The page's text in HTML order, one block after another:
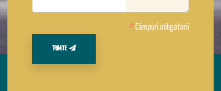
*Câmpuri obligatorii
TRIMITE